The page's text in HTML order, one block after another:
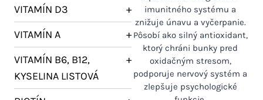
VITAMÍN D3
+
VITAMÍN A
+
VITAMÍN B6, B12,
KYSELINA LISTOVÁ
+
imunitného systému a
znižuje únavu a vyčerpanie.
Pôsobí ako silný antioxidant,
ktorý chráni bunky pred
oxidačným stresom,
podporuje nervový systém a
zlepšuje psychologické